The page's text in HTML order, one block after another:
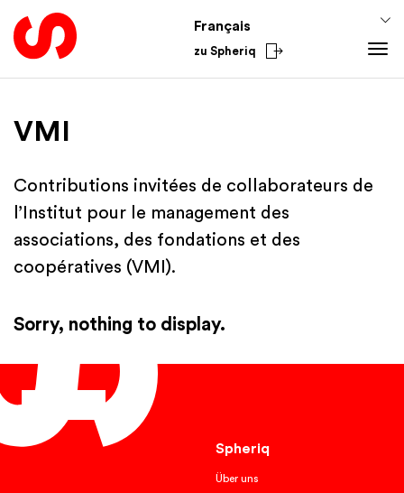
Français
zu Spheriq
Spheriq
Gestion des demandes
Recherche
Outils de collecte de fonds
Réseaux
Connaissances
Connaissances de promotion
Finances
National
VMI
Contributions invitées de collaborateurs de
l’Institut pour le management des
associations, des fondations et des
coopératives (VMI).
Sorry, nothing to display.
Spheriq
Über uns